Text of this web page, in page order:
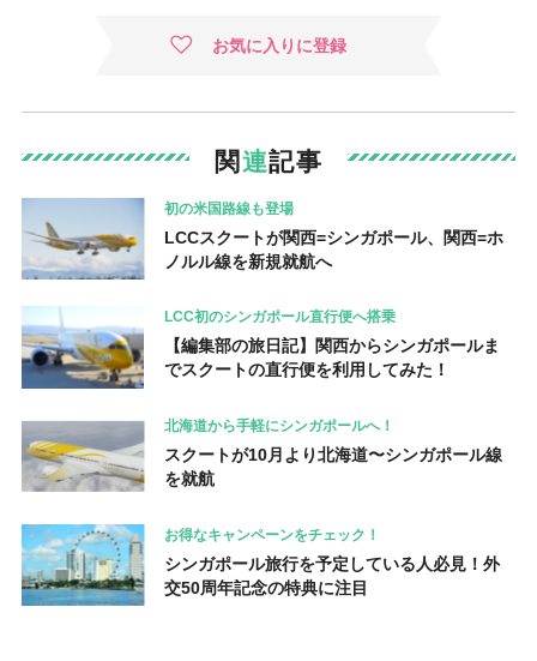
お気に入りに登録
関連記事
初の米国路線も登場
LCCスクートが関西=シンガポール、関西=ホ
ノルル線を新規就航へ
LCC初のシンガポール直行便へ搭乗
【編集部の旅日記】関西からシンガポールま
でスクートの直行便を利用してみた！
北海道から手軽にシンガポールへ！
スクートが10月より北海道〜シンガポール線
を就航
お得なキャンペーンをチェック！
シンガポール旅行を予定している人必見！外
交50周年記念の特典に注目